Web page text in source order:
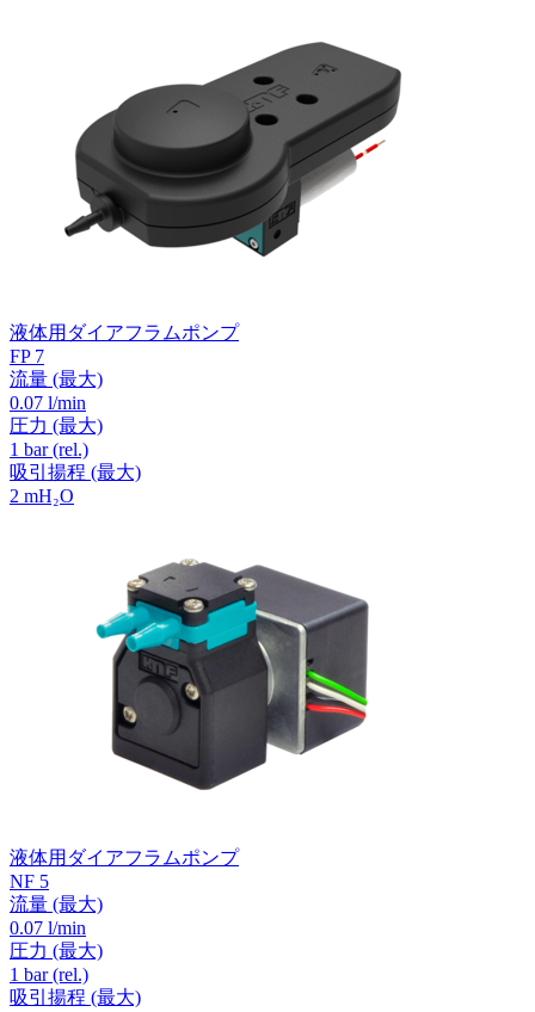
液体用ダイアフラムポンプ
FP 7
流量 (最大)
0.07 l/min
圧力 (最大)
1 bar (rel.)
吸引揚程 (最大)
2 mH₂O
液体用ダイアフラムポンプ
NF 5
流量 (最大)
0.07 l/min
圧力 (最大)
1 bar (rel.)
吸引揚程 (最大)